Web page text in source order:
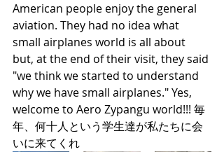
American people enjoy the general
aviation. They had no idea what
small airplanes world is all about
but, at the end of their visit, they said
"we think we started to understand
why we have small airplanes." Yes,
welcome to Aero Zypangu world!!! 毎
年、何十人という学生達が私たちに会
いに来てくれ